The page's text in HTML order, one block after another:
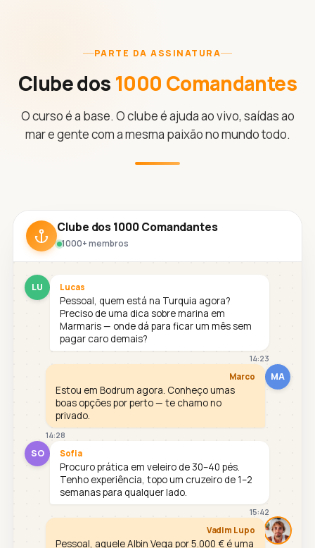
PARTE DA ASSINATURA
Clube dos 1000 Comandantes
O curso é a base. O clube é ajuda ao vivo, saídas ao
mar e gente com a mesma paixão no mundo todo.
Clube dos 1000 Comandantes
1000+ membros
LU Lucas
Pessoal, quem está na Turquia agora?
Preciso de uma dica sobre marina em
Marmaris — onde dá para ficar um mês sem
pagar caro demais?
14:23
MA
Marco
Estou em Bodrum agora. Conheço umas
boas opções por perto — te chamo no
privado.
14:28
SO Sofia
Procuro prática em veleiro de 30–40 pés.
Tenho experiência, topo um cruzeiro de 1–2
semanas para qualquer lado.
15:42
Vadim Lupo
Pessoal, aquele Albin Vega por 5.000 € é uma